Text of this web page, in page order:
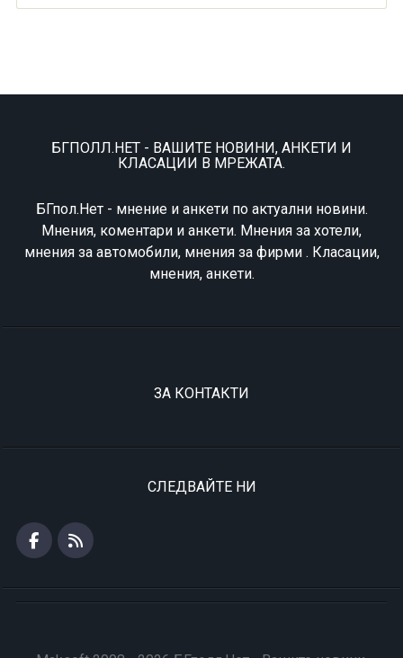
БГПОЛЛ.НЕТ - ВАШИТЕ НОВИНИ, АНКЕТИ И
КЛАСАЦИИ В МРЕЖАТА.
БГпол.Нет - мнение и анкети по актуални новини.
Мнения, коментари и анкети. Мнения за хотели,
мнения за автомобили, мнения за фирми . Класации,
мнения, анкети.
ЗА КОНТАКТИ
СЛЕДВАЙТЕ НИ